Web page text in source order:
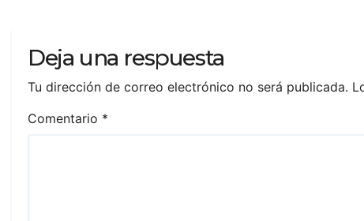
Deja una respuesta
Tu dirección de correo electrónico no será publicada.
Comentario *